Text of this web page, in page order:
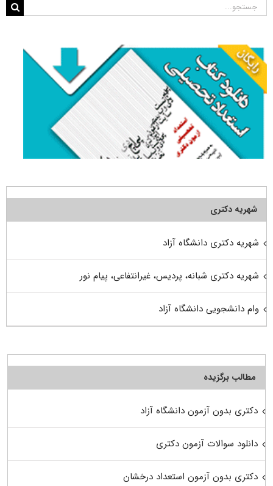
جستجو
شهریه دکتری
شهریه دکتری دانشگاه آزاد
شهریه دکتری شبانه، پردیس، غیرانتفاعی، پیام نور
وام دانشجویی دانشگاه آزاد
مطالب برگزیده
دکتری بدون آزمون دانشگاه آزاد
دانلود سوالات آزمون دکتری
دکتری بدون آزمون استعداد درخشان